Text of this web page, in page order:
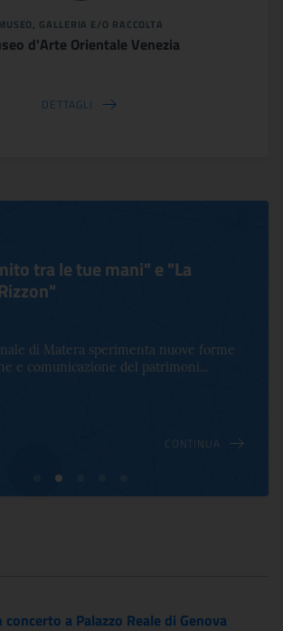
GALLERIA E/O RACCOLTA
d'Arte Orientale Venezia
DETTAGLI
tra le tue mani" e "La
di Matera sperimenta nuove forme
e comunicazione del patrimoni...
CONTINUA
a Palazzo Reale di Genova